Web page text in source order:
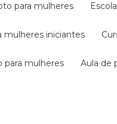
para mulheres
mulheres iniciantes
para mulheres aula